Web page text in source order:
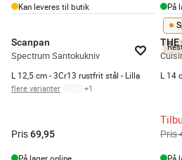
Kan leveres til butik
På
Scanpan
Spectrum Santokukniv
L 12,5 cm - 3Cr13 rustfrit stål - Lilla
flere varianter +1
Pris69,95
THE
L 14
Pris